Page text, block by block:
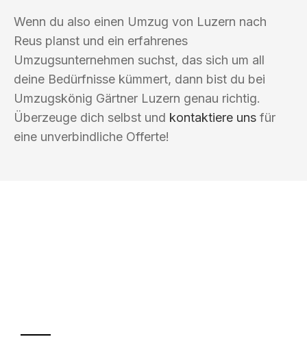
Wenn du also einen Umzug von Luzern nach
Reus planst und ein erfahrenes
Umzugsunternehmen suchst, das sich um all
deine Bedürfnisse kümmert, dann bist du bei
Umzugskönig Gärtner Luzern genau richtig.
Überzeuge dich selbst und kontaktiere uns für
eine unverbindliche Offerte!